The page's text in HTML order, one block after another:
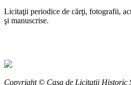
Licitaţii periodice de cărţi, fotografii,
şi manuscrise.
Copyright © Casa de Licitaţii Historic